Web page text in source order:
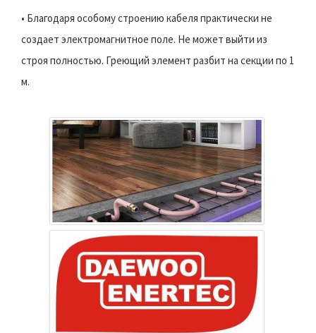
• Благодаря особому строению кабеля практически не
создает электромагнитное поле. Не может выйти из
строя полностью. Греющий элемент разбит на секции по 1
м.